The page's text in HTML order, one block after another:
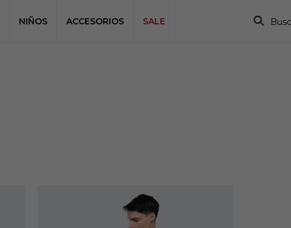
NIÑOS ACCESORIOS SALE